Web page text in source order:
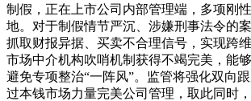
制假，正在上市公司内部管理端，多项刚
地。对于制假情节严沉、涉嫌刑事法令的
抓取财报异据、买卖不合理信号，实现跨
市场中介机构吹哨机制获得不竭完美，能
避免专项整治“一阵风”。监管将强化双向
过本钱市场力量完美公司管理，取此同时